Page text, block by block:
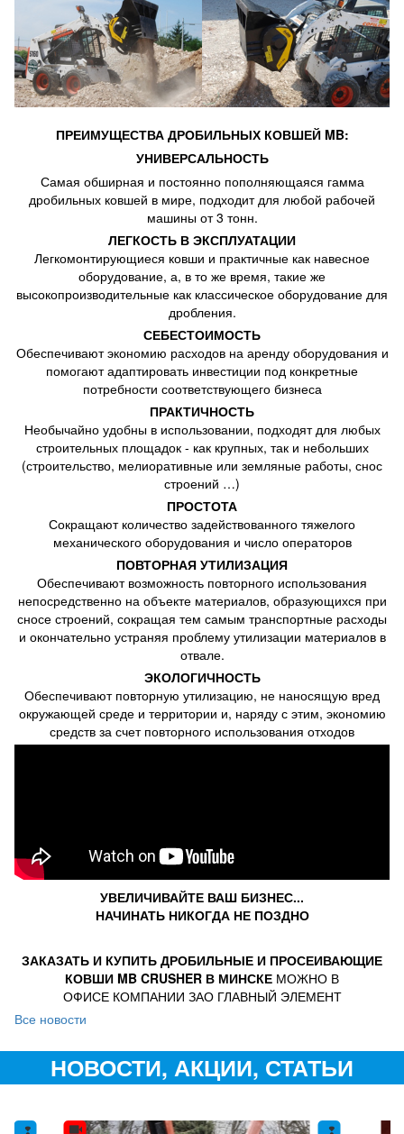
ПРЕИМУЩЕСТВА ДРОБИЛЬНЫХ КОВШЕЙ MB:
УНИВЕРСАЛЬНОСТЬ
Самая обширная и постоянно пополняющаяся гамма
дробильных ковшей в мире, подходит для любой рабочей
машины от 3 тонн.
ЛЕГКОСТЬ В ЭКСПЛУАТАЦИИ
Легкомонтирующиеся ковши и практичные как навесное
оборудование, а, в то же время, такие же
высокопроизводительные как классическое оборудование для
дробления.
СЕБЕСТОИМОСТЬ
Обеспечивают экономию расходов на аренду оборудования и
помогают адаптировать инвестиции под конкретные
потребности соответствующего бизнеса
ПРАКТИЧНОСТЬ
Необычайно удобны в использовании, подходят для любых
строительных площадок - как крупных, так и небольших
(строительство, мелиоративные или земляные работы, снос
строений …)
ПРОСТОТА
Сокращают количество задействованного тяжелого
механического оборудования и число операторов
ПОВТОРНАЯ УТИЛИЗАЦИЯ
Обеспечивают возможность повторного использования
непосредственно на объекте материалов, образующихся при
сносе строений, сокращая тем самым транспортные расходы
и окончательно устраняя проблему утилизации материалов в
отвале.
ЭКОЛОГИЧНОСТЬ
Обеспечивают повторную утилизацию, не наносящую вред
окружающей среде и территории и, наряду с этим, экономию
средств за счет повторного использования отходов
УВЕЛИЧИВАЙТЕ ВАШ БИЗНЕС...
НАЧИНАТЬ НИКОГДА НЕ ПОЗДНО
ЗАКАЗАТЬ И КУПИТЬ ДРОБИЛЬНЫЕ И ПРОСЕИВАЮЩИЕ
КОВШИ MB CRUSHER В МИНСКЕ МОЖНО В
ОФИСЕ КОМПАНИИ ЗАО ГЛАВНЫЙ ЭЛЕМЕНТ
Все новости
НОВОСТИ, АКЦИИ, СТАТЬИ